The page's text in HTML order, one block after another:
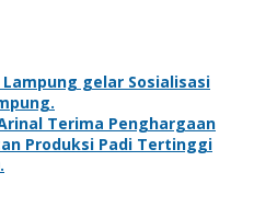
Lampung gelar Sosialisasi
Terima Penghargaan
Produksi Padi Tertinggi